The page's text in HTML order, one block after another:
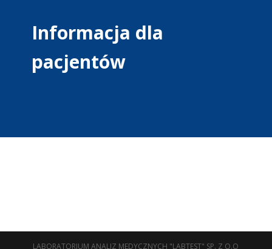
Informacja dla
pacjentów
LABORATORIUM ANALIZ MEDYCZNYCH "LABTEST" SP. Z O.O